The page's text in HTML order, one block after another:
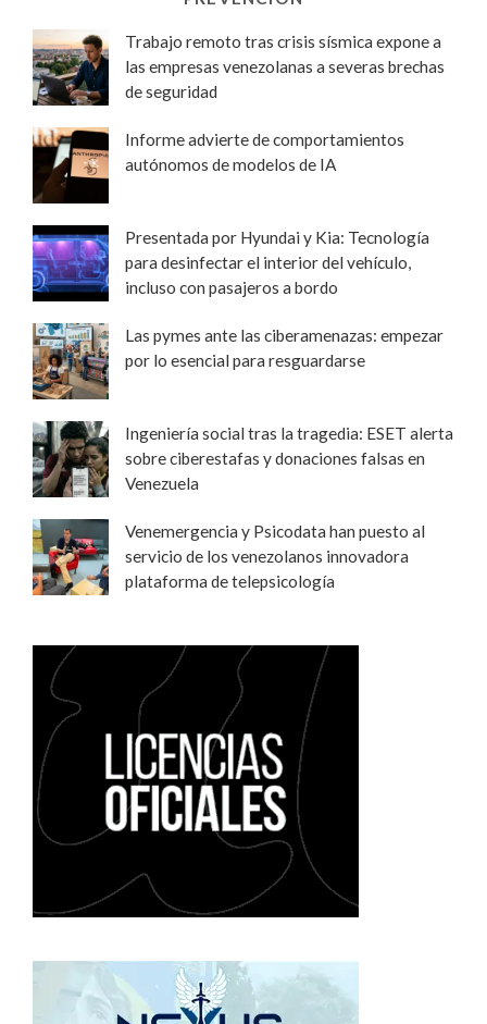
Trabajo remoto tras crisis sísmica expone a
las empresas venezolanas a severas brechas
de seguridad
Informe advierte de comportamientos
autónomos de modelos de IA
Presentada por Hyundai y Kia: Tecnología
para desinfectar el interior del vehículo,
incluso con pasajeros a bordo
Las pymes ante las ciberamenazas: empezar
por lo esencial para resguardarse
Ingeniería social tras la tragedia: ESET alerta
sobre ciberestafas y donaciones falsas en
Venezuela
Venemergencia y Psicodata han puesto al
servicio de los venezolanos innovadora
plataforma de telepsicología